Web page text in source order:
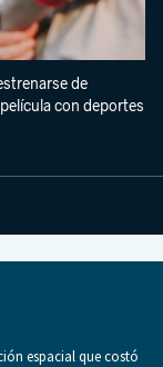
de
con deportes
espacial que costó